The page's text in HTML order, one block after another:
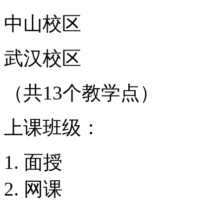
中山校区
武汉校区
（共13个教学点）
上课班级：
面授
网课